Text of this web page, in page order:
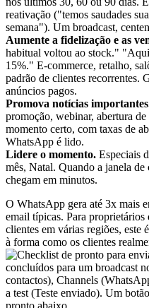
reativação ("temos saudades
semana"). Um broadcast,
Aumente a fidelização e as
habitual voltou ao stock."
15%." E-commerce, retalho,
padrão de clientes recorrentes.
anúncios pagos.
Promova notícias
promoção, webinar, abertura
momento certo, com taxas de
WhatsApp é lido.
Lidere o momento. Especiais
mês, Natal. Quando a janela
chegam em minutos.
O WhatsApp gera até 3x mais
email típicas. Para proprietários
clientes em várias regiões, este
à forma como os clientes